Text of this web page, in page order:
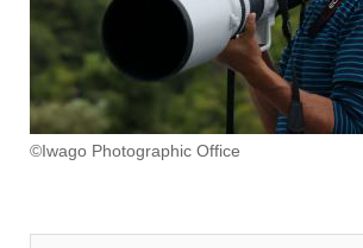
©️Iwago Photographic Office